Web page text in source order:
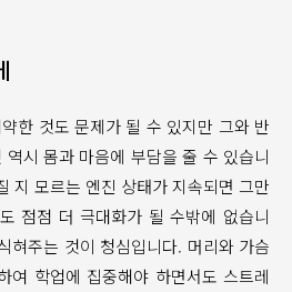
한 것도 문제가 될 수 있지만 그와 반
시 몸과 마음에 부담을 줄 수 있습니
지 모르는 엔진 상태가 지속되면 그만
점점 더 극대화가 될 수밖에 없습니
혀주는 것이 청심입니다. 머리와 가슴
여 학업에 집중해야 하면서도 스트레